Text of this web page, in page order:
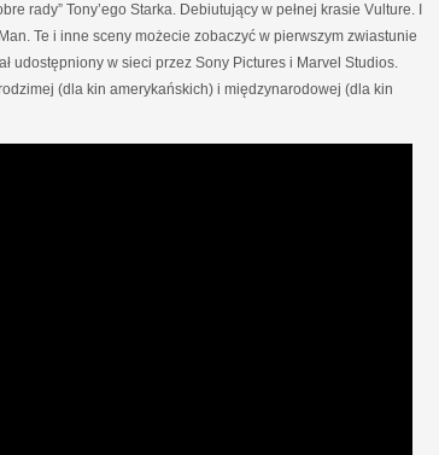
rady” Tony’ego Starka. Debiutujący w pełnej krasie Vulture. I
Te i inne sceny możecie zobaczyć w pierwszym zwiastunie
udostępniony w sieci przez Sony Pictures i Marvel Studios.
(dla kin amerykańskich) i międzynarodowej (dla kin